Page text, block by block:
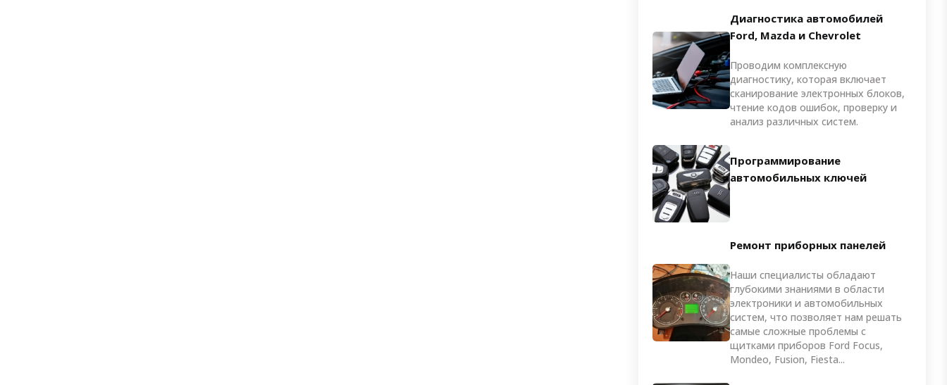
Диагностика автомобилей
Ford, Mazda и Chevrolet
Проводим комплексную
диагностику, которая включает
сканирование электронных блоков,
чтение кодов ошибок, проверку и
анализ различных систем.
Программирование
автомобильных ключей
Ремонт приборных панелей
Наши специалисты обладают
глубокими знаниями в области
электроники и автомобильных
систем, что позволяет нам решать
самые сложные проблемы с
щитками приборов Ford Focus,
Mondeo, Fusion, Fiesta...